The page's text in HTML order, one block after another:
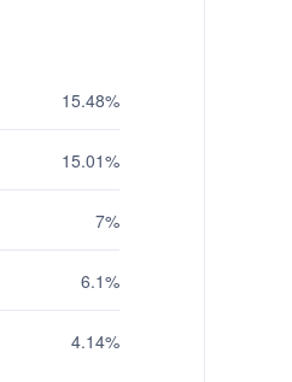
15.48%
15.01%
7%
6.1%
4.14%